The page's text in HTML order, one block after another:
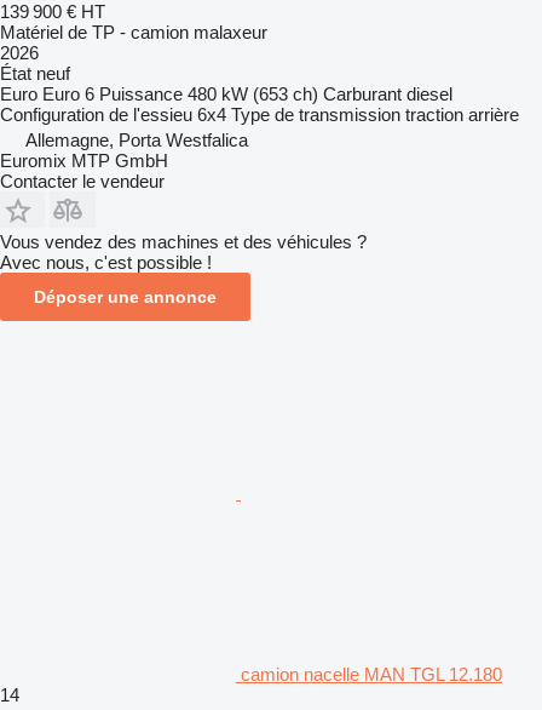
139 900 € HT
Matériel de TP - camion malaxeur
2026
État neuf
Euro Euro 6 Puissance 480 kW (653 ch) Carburant diesel
Configuration de l'essieu 6x4 Type de transmission traction arrière
Allemagne, Porta Westfalica
Euromix MTP GmbH
Contacter le vendeur
Vous vendez des machines et des véhicules ?
Avec nous, c'est possible !
Déposer une annonce
camion nacelle MAN TGL 12.180
14